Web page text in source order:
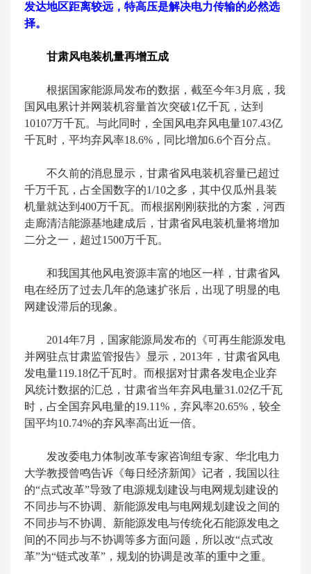
发达地区距离较远，特高压是解决电力传输的必然选
择。
甘肃风电装机量再增五成
根据国家能源局发布的数据，截至今年3月底，我
国风电累计并网装机容量首次突破1亿千瓦，达到
10107万千瓦。与此同时，全国风电弃风电量107.43亿
千瓦时，平均弃风率18.6%，同比增加6.6个百分点。
不久前的消息显示，甘肃省风电装机容量已超过
千万千瓦，占全国数字的1/10之多，其中仅瓜州县装
机量就达到400万千瓦。而根据刚刚获批的方案，河西
走廊清洁能源基地建成后，甘肃省风电装机量将增加
二分之一，超过1500万千瓦。
和我国其他风电资源丰富的地区一样，甘肃省风
电在经历了过去几年的急速扩张后，出现了明显的电
网建设滞后的现象。
2014年7月，国家能源局发布的《可再生能源发电
并网驻点甘肃监管报告》显示，2013年，甘肃省风电
发电量119.18亿千瓦时。而根据对甘肃各发电企业弃
风统计数据的汇总，甘肃省当年弃风电量31.02亿千瓦
时，占全国弃风电量的19.11%，弃风率20.65%，较全
国平均10.74%的弃风率高出近一倍。
发改委电力体制改革专家咨询组专家、华北电力
大学教授曾鸣告诉《每日经济新闻》记者，我国以往
的“点式改革”导致了电源规划建设与电网规划建设的
不同步与不协调、新能源发电与电网规划建设之间的
不同步与不协调、新能源发电与传统化石能源发电之
间的不同步与不协调等多方面问题，所以改“点式改
革”为“链式改革”，规划的协调是改革的重中之重。